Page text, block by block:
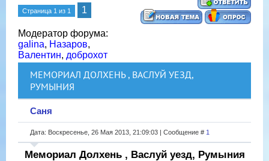
Страница 1 из 1 1
Модератор форума:
galina, Назаров,
Валентин, доброхот
МЕМОРИАЛ ДОЛХЕНЬ , ВАСЛУЙ УЕЗД,
РУМЫНИЯ
Саня
Дата: Воскресенье, 26 Мая 2013, 21:09:03 | Сообщение # 1
Мемориал Долхень , Васлуй уезд, Румыния